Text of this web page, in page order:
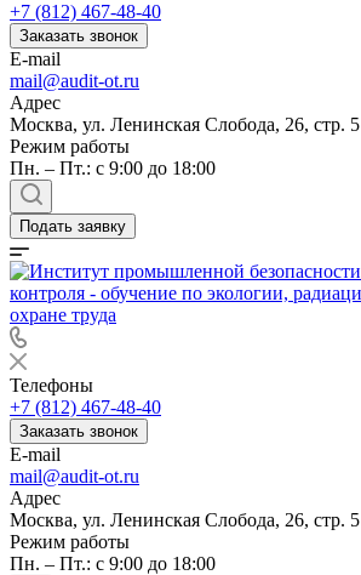
+7 (812) 467-48-40
Заказать звонок
E-mail
mail@audit-ot.ru
Адрес
Москва, ул. Ленинская Слобода, 26, стр. 5
Режим работы
Пн. – Пт.: с 9:00 до 18:00
Подать заявку
Телефоны
+7 (812) 467-48-40
Заказать звонок
E-mail
mail@audit-ot.ru
Адрес
Москва, ул. Ленинская Слобода, 26, стр. 5
Режим работы
Пн. – Пт.: с 9:00 до 18:00